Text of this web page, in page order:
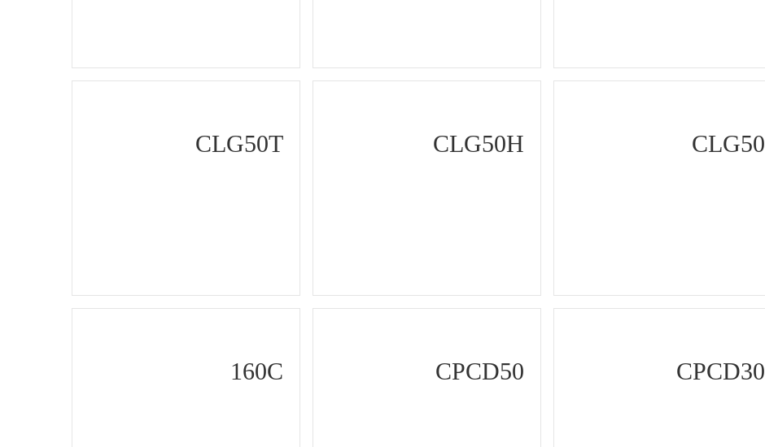
CLG50
CLG50H
CLG50T
CPCD30
CPCD50
160C